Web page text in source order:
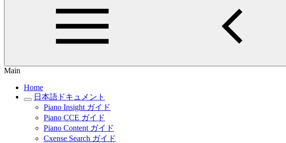
Main
Home
日本語ドキュメント
Piano Insight ガイド
Piano CCE ガイド
Piano Content ガイド
Cxense Search ガイド